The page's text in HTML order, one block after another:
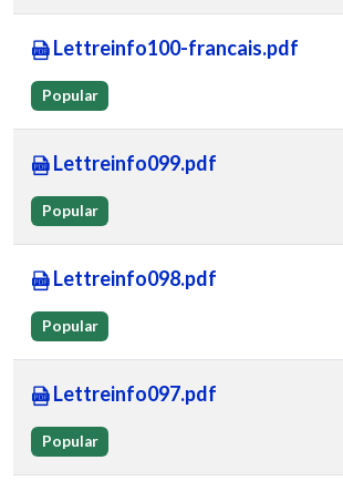
Lettreinfo100-francais.pdf
Popular
Lettreinfo099.pdf
Popular
Lettreinfo098.pdf
Popular
Lettreinfo097.pdf
Popular